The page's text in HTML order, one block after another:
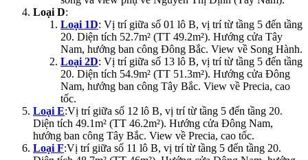
Loại D:
Loại 1D: Vị trí giữa số 01 lô B, vị trí từ tầng 5 đến tầng
20. Diện tích 52.7m² (TT 49.2m²). Hướng cửa Tây
Nam, hướng ban công Đông Bắc. View về Song Hành.
Loại 2D: Vị trí giữa số 13 lô B, vị trí từ tầng 5 đến tầng
20. Diện tích 54.9m² (TT 51.3m²). Hướng cửa Đông
Nam, hướng ban công Tây Bắc. View về Precia, cao
tốc.
Loại E:Vị trí giữa số 12 lô B, vị trí từ tầng 5 đến tầng 20.
Diện tích 49.1m² (TT 46.2m²). Hướng cửa Đông Nam,
hướng ban công Tây Bắc. View về Precia, cao tốc.
Loại F:Vị trí giữa số 11 lô B, vị trí từ tầng 5 đến tầng 20.